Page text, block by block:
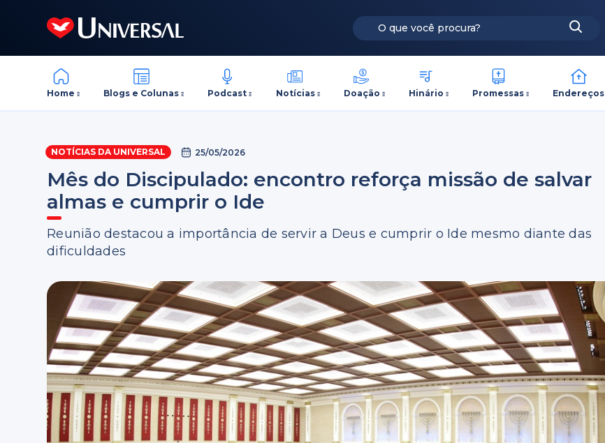
Home Blogs e Colunas Podcast Notícias Doação Hinário Promessas Endereços
NOTÍCIAS DA UNIVERSAL 25/05/2026
Mês do Discipulado: encontro reforça missão de salvar
almas e cumprir o Ide
Reunião destacou a importância de servir a Deus e cumprir o Ide mesmo diante das
dificuldades